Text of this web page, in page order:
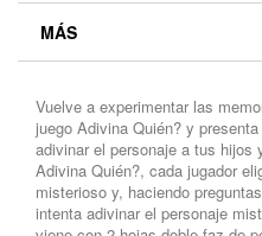
MÁS
Vuelve a experimentar las
juego Adivina Quién? y
adivinar el personaje a tus hijos
Adivina Quién?, cada jugador
misterioso y, haciendo
intenta adivinar el personaje